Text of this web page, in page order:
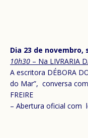
Dia 23 de
10h30 – Na LIVRARIA
A escritora DÉBORA
do Mar”, conversa
FREIRE
– Abertura oficial com